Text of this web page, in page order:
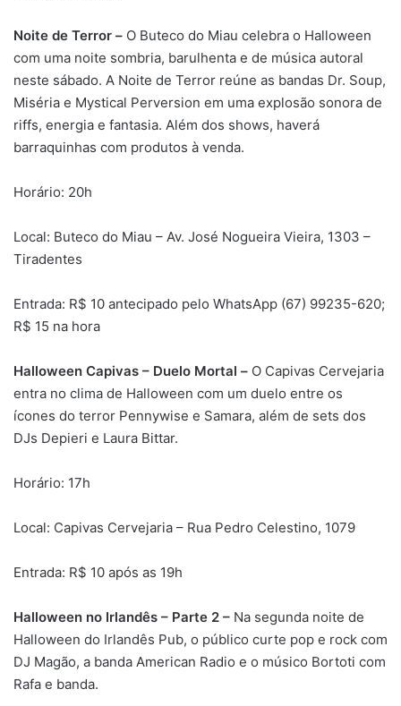
Noite de Terror – O Buteco do Miau celebra o Halloween
com uma noite sombria, barulhenta e de música autoral
neste sábado. A Noite de Terror reúne as bandas Dr. Soup,
Miséria e Mystical Perversion em uma explosão sonora de
riffs, energia e fantasia. Além dos shows, haverá
barraquinhas com produtos à venda.
Horário: 20h
Local: Buteco do Miau – Av. José Nogueira Vieira, 1303 –
Tiradentes
Entrada: R$ 10 antecipado pelo WhatsApp (67) 99235-620;
R$ 15 na hora
Halloween Capivas – Duelo Mortal – O Capivas Cervejaria
entra no clima de Halloween com um duelo entre os
ícones do terror Pennywise e Samara, além de sets dos
DJs Depieri e Laura Bittar.
Horário: 17h
Local: Capivas Cervejaria – Rua Pedro Celestino, 1079
Entrada: R$ 10 após as 19h
Halloween no Irlandês – Parte 2 – Na segunda noite de
Halloween do Irlandês Pub, o público curte pop e rock com
DJ Magão, a banda American Radio e o músico Bortoti com
Rafa e banda.